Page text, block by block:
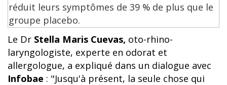
Le Dr Stella Maris Cuevas, oto-rhino-
laryngologiste, experte en odorat et
allergologue, a expliqué dans un dialogue avec
Infobae : "Jusqu'à présent, la seule chose qui